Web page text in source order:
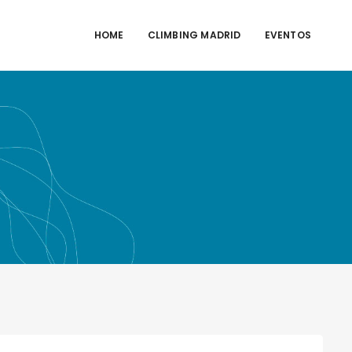
HOME CLIMBING MADRID EVENTOS